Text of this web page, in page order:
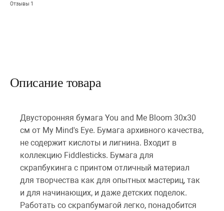
Отзывы 1
Описание товара
Двусторонняя бумага You and Me Bloom 30х30
см от My Mind's Eye. Бумага архивного качества,
не содержит кислоты и лигнина. Входит в
коллекцию Fiddlesticks. Бумага для
скрапбукинга с принтом отличный материал
для творчества как для опытных мастериц, так
и для начинающих, и даже детских поделок.
Работать со скрапбумагой легко, понадобится